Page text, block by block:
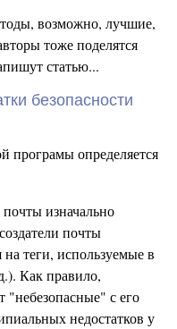
возможно, лучшие,
тоже поделятся
статью...
безопасности
програмы определяется
изначально
почты
теги, используемые в
Как правило,
"небезопасные" с его
недостатков у